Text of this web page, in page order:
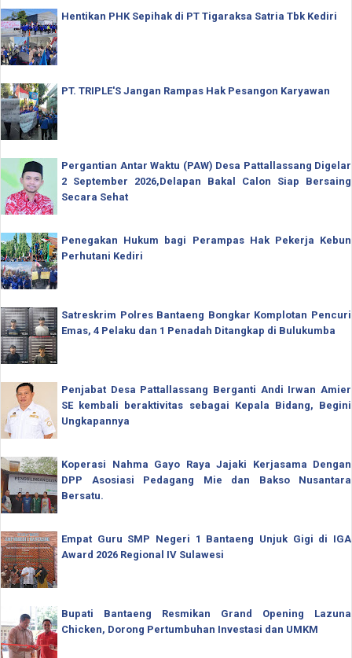
Hentikan PHK Sepihak di PT Tigaraksa Satria Tbk Kediri
PT. TRIPLE'S Jangan Rampas Hak Pesangon Karyawan
Pergantian Antar Waktu (PAW) Desa Pattallassang Digelar
2 September 2026,Delapan Bakal Calon Siap Bersaing
Secara Sehat
Penegakan Hukum bagi Perampas Hak Pekerja Kebun
Perhutani Kediri
Satreskrim Polres Bantaeng Bongkar Komplotan Pencuri
Emas, 4 Pelaku dan 1 Penadah Ditangkap di Bulukumba
Penjabat Desa Pattallassang Berganti Andi Irwan Amier
SE kembali beraktivitas sebagai Kepala Bidang, Begini
Ungkapannya
Koperasi Nahma Gayo Raya Jajaki Kerjasama Dengan
DPP Asosiasi Pedagang Mie dan Bakso Nusantara
Bersatu.
Empat Guru SMP Negeri 1 Bantaeng Unjuk Gigi di IGA
Award 2026 Regional IV Sulawesi
Bupati Bantaeng Resmikan Grand Opening Lazuna
Chicken, Dorong Pertumbuhan Investasi dan UMKM